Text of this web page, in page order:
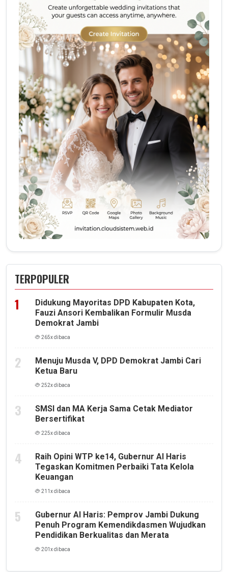
TERPOPULER
Didukung Mayoritas DPD Kabupaten Kota,
Fauzi Ansori Kembalikan Formulir Musda
Demokrat Jambi
265x dibaca
Menuju Musda V, DPD Demokrat Jambi Cari
Ketua Baru
252x dibaca
SMSI dan MA Kerja Sama Cetak Mediator
Bersertifikat
225x dibaca
Raih Opini WTP ke14, Gubernur Al Haris
Tegaskan Komitmen Perbaiki Tata Kelola
Keuangan
211x dibaca
Gubernur Al Haris: Pemprov Jambi Dukung
Penuh Program Kemendikdasmen Wujudkan
Pendidikan Berkualitas dan Merata
201x dibaca